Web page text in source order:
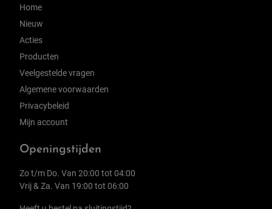
Home
Nieuw
Acties
Producten
Veelgestelde vragen
Algemene voorwaarden
Privacybeleid
Mijn account
Openingstijden
Zo t/m Do. Van 20:00 tot 04:00
Vrij & Za. Van 19:00 tot 06:00